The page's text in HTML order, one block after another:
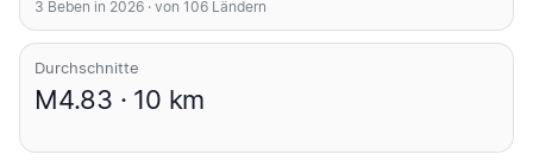
3 Beben in 2026 · von 106 Ländern
Durchschnitte
M4.83 · 10 km